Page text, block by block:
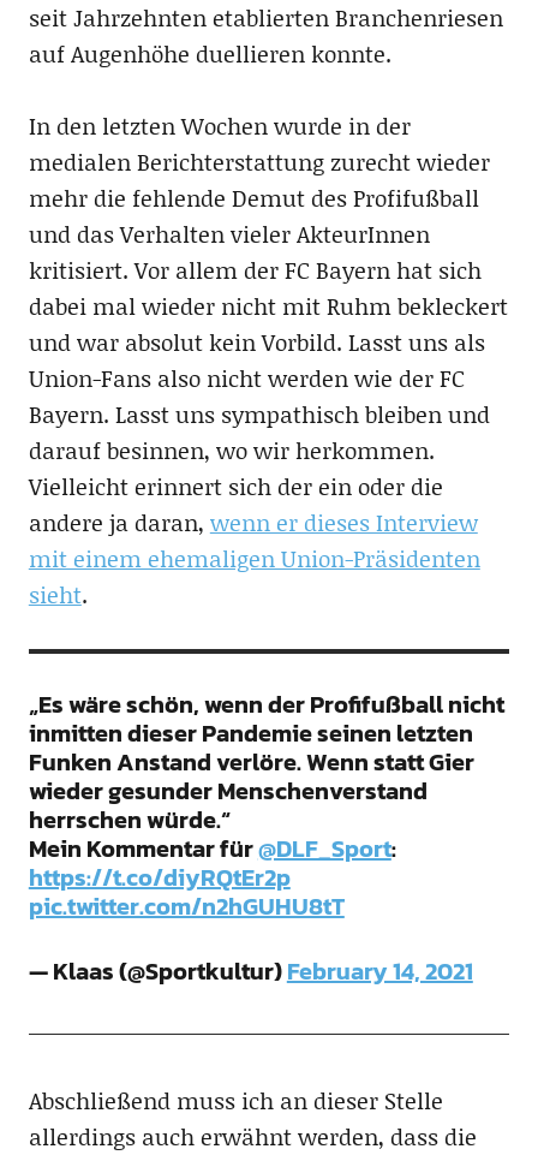
seit Jahrzehnten etablierten Branchenriesen
auf Augenhöhe duellieren konnte.
In den letzten Wochen wurde in der
medialen Berichterstattung zurecht wieder
mehr die fehlende Demut des Profifußball
und das Verhalten vieler AkteurInnen
kritisiert. Vor allem der FC Bayern hat sich
dabei mal wieder nicht mit Ruhm bekleckert
und war absolut kein Vorbild. Lasst uns als
Union-Fans also nicht werden wie der FC
Bayern. Lasst uns sympathisch bleiben und
darauf besinnen, wo wir herkommen.
Vielleicht erinnert sich der ein oder die
andere ja daran, wenn er dieses Interview
mit einem ehemaligen Union-Präsidenten
sieht.
„Es wäre schön, wenn der Profifußball nicht
inmitten dieser Pandemie seinen letzten
Funken Anstand verlöre. Wenn statt Gier
wieder gesunder Menschenverstand
herrschen würde.“
Mein Kommentar für@DLF_Sport:
https://t.co/diyRQtEr2p
pic.twitter.com/n2hGUHU8tT
— Klaas (@Sportkultur)February 14, 2021
Abschließend muss ich an dieser Stelle
allerdings auch erwähnt werden, dass die